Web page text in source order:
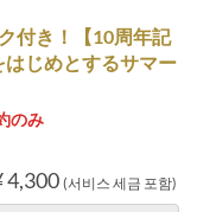
付き！【10周年記
じめとするサマー
のみ
4,300 (서비스 세금 포함)